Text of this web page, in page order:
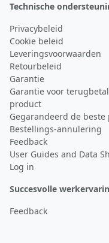
Technische
Privacybeleid
Cookie beleid
Leveringsvoorwaarden
Retourbeleid
Garantie
Garantie voor
product
Gegarandeerd de beste
Bestellings-annulering
Feedback
User Guides and Data
Log in
Succesvolle
Feedback